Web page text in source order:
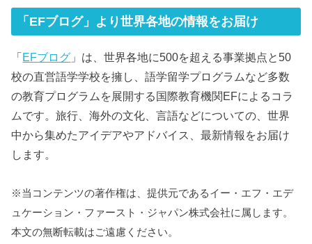
「EFブログ」より世界各地の情報をお届け
「 EFブログ 」は、世界各地に500を超える事業拠点と50
校の直営語学学校を擁し、語学留学プログラムなど多数
の教育プログラムを展開する国際教育機関EFによるコラ
ムです。旅行、海外の文化、言語などについての、世界
中から集めたアイデアやアドバイス、最新情報をお届け
します。
※当コンテンツの著作権は、提供元であるイー・エフ・エデ
ュケーション・ファースト・ジャパン株式会社に属します。
本文の無断転載はご遠慮ください。